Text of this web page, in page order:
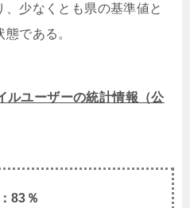
少なくとも県の基準値と
である。
ルユーザーの統計情報（公
83％